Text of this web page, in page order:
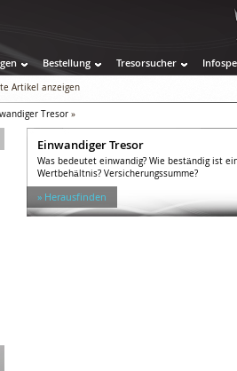
Bestellung Tresorsucher
Artikel anzeigen
Tresor »
Einwandiger Tresor
Was bedeutet einwandig? Wie beständig ist
Wertbehältnis? Versicherungssumme?
» Herausfinden